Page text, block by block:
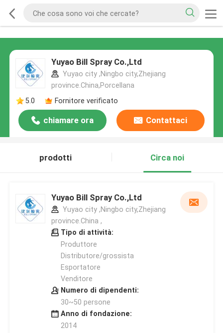
Yuyao Bill Spray Co.,Ltd
Yuyao city ,Ningbo city,Zhejiang
province.China,Porcellana
5.0
Fornitore verificato
chiamare ora Contattaci
prodotti Circa noi
Yuyao Bill Spray Co.,Ltd
Yuyao city ,Ningbo city,Zhejiang
province.China ,
Tipo di attività:
Produttore
Distributore/grossista
Esportatore
Venditore
Numero di dipendenti:
30~50 persone
Anno di fondazione:
2014